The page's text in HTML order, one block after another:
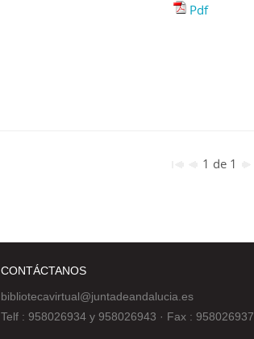
Pdf
1 de 1
CONTÁCTANOS
bibliotecavirtual@juntadeandalucia.es
Telf : 958026934 y 958026943 · Fax : 958026937